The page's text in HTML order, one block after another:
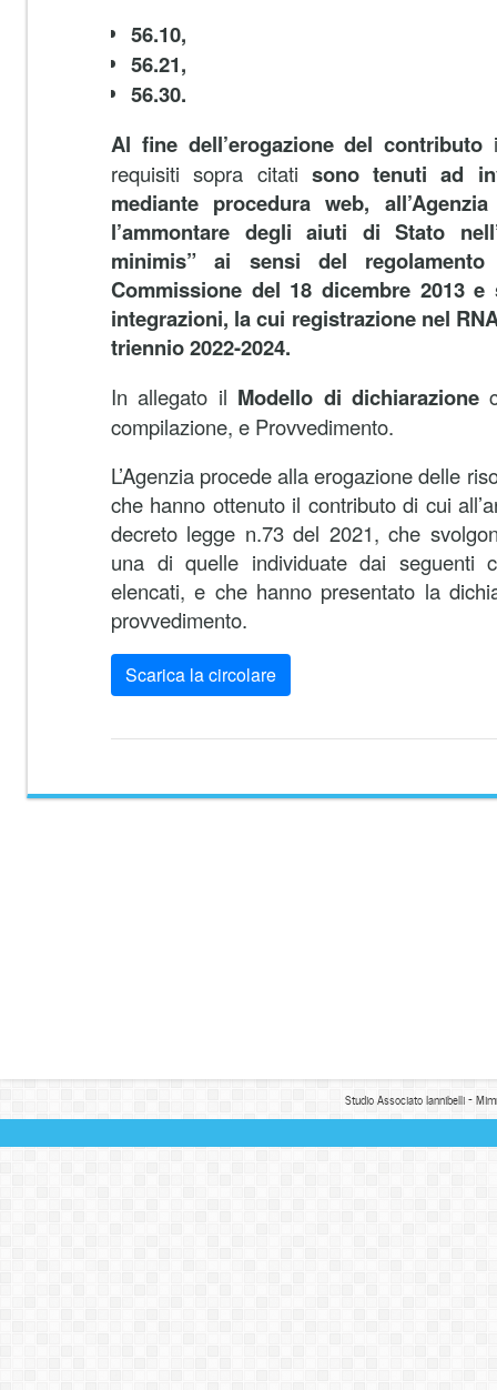
56.10,
56.21,
56.30.
Al fine dell’erogazione del contributo
requisiti sopra citati sono tenuti ad
mediante procedura web,
l’ammontare degli aiuti di Stato
minimis” ai sensi del regolamento
Commissione del 18 dicembre 2013
integrazioni, la cui registrazione nel
triennio 2022-2024.
In allegato il Modello di dichiarazione
compilazione, e Provvedimento.
L’Agenzia procede alla erogazione delle
che hanno ottenuto il contributo di cui
decreto legge n.73 del 2021, che
una di quelle individuate dai seguenti
elencati, e che hanno presentato la
provvedimento.
Scarica la circolare
Studio Associato Iannibelli -